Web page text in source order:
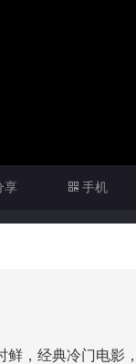
手机
，经典冷门电影